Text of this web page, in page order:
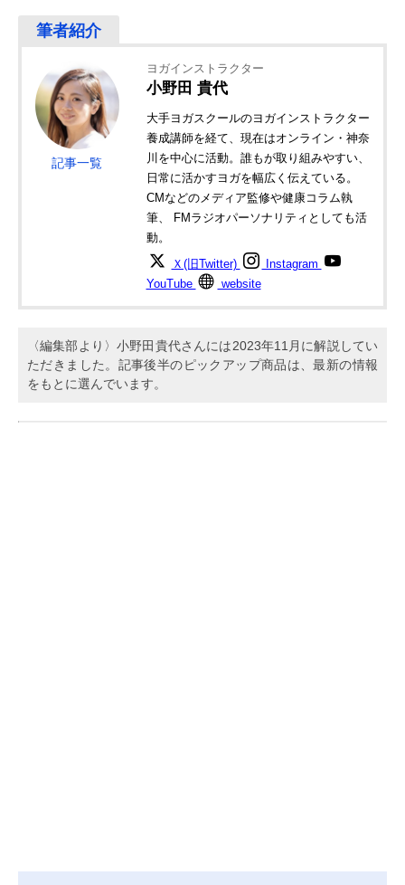
記事一覧
ヨガインストラクター
小野田 貴代
大手ヨガスクールのヨガインストラクター
養成講師を経て、現在はオンライン・神奈
川を中心に活動。誰もが取り組みやすい、
日常に活かすヨガを幅広く伝えている。
CMなどのメディア監修や健康コラム執
筆、 FMラジオパーソナリティとしても活
動。
Ｘ(旧Twitter)
Instagram
YouTube
website
〈編集部より〉小野田貴代さんには2023年11月に解説してい
ただきました。記事後半のピックアップ商品は、最新の情報
をもとに選んでいます。